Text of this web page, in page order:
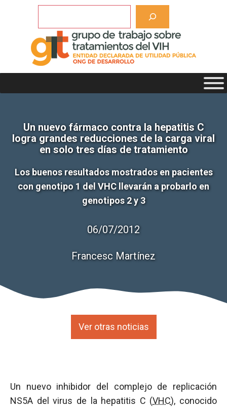
Un nuevo fármaco contra la hepatitis C
logra grandes reducciones de la carga viral
en solo tres días de tratamiento
Los buenos resultados mostrados en pacientes
con genotipo 1 del VHC llevarán a probarlo en
genotipos 2 y 3
06/07/2012
Francesc Martínez
Ver otras noticias
Un nuevo inhibidor del complejo de replicación
NS5A del virus de la hepatitis C (VHC), conocido